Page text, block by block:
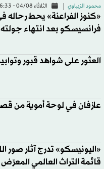
محمود الزيباوي الثلاثاء 04/08 - 16:33
«كنوز الفراعنة» يحط رحاله
فرانسيسكو بعد انتهاء جولته
العثور على شواهد قبور
عازفان في لوحة أموية من
«اليونيسكو» تدرج آثار صور
قائمة التراث العالمي